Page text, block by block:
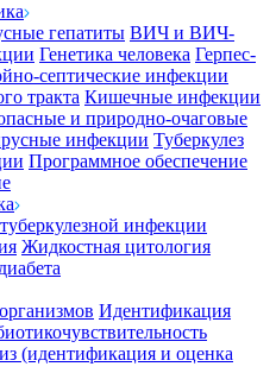
гепатиты ВИЧ и ВИЧ-
Генетика человека Герпес-
септические инфекции
тракта Кишечные инфекции
и природно-очаговые
инфекции Туберкулез
Программное обеспечение
инфекции
Жидкостная цитология
Идентификация
(идентификация и оценка